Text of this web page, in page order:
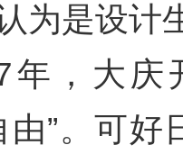
为是设计
，大庆
由”。可